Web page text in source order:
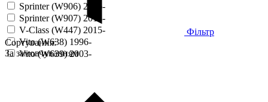
Sprinter (W906) 2006-
Sprinter (W907) 2018-
V-Class (W447) 2015-
Vito (W638) 1996-
Vito (W639) 2003-
Фільтр
Сортування:
За замовчуванням